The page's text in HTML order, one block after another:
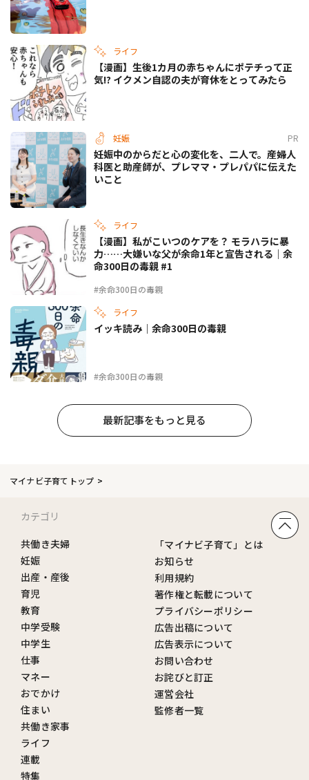
ライフ
【漫画】生後1カ月の赤ちゃんにポテチって正
気!? イクメン自認の夫が育休をとってみたら
妊娠 PR
妊娠中のからだと心の変化を、二人で。産婦人
科医と助産師が、プレママ・プレパパに伝えた
いこと
ライフ
#余命300日の毒親
【漫画】私がこいつのケアを？ モラハラに暴
力……大嫌いな父が余命1年と宣告される｜余
命300日の毒親 #1
ライフ
#余命300日の毒親
イッキ読み｜余命300日の毒親
最新記事をもっと見る
マイナビ子育てトップ
カテゴリ
共働き夫婦
妊娠
出産・産後
育児
教育
中学受験
中学生
仕事
マネー
おでかけ
住まい
共働き家事
ライフ
連載
特集
「マイナビ子育て」とは
お知らせ
利用規約
著作権と転載について
プライバシーポリシー
広告出稿について
広告表示について
お問い合わせ
お詫びと訂正
運営会社
監修者一覧